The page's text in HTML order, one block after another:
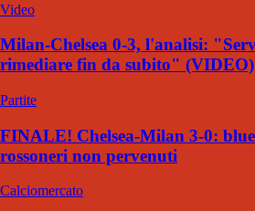
Video
Milan-Chelsea 0-3, l'analisi:
rimediare fin da subito" (VIDEO)
Partite
FINALE! Chelsea-Milan 3-0:
rossoneri non pervenuti
Calciomercato